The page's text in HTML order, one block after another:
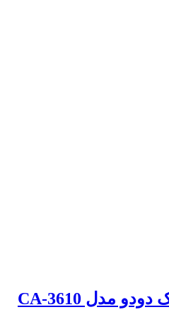
کابل تبدیل USB-C مک دودو مدل CA-3610